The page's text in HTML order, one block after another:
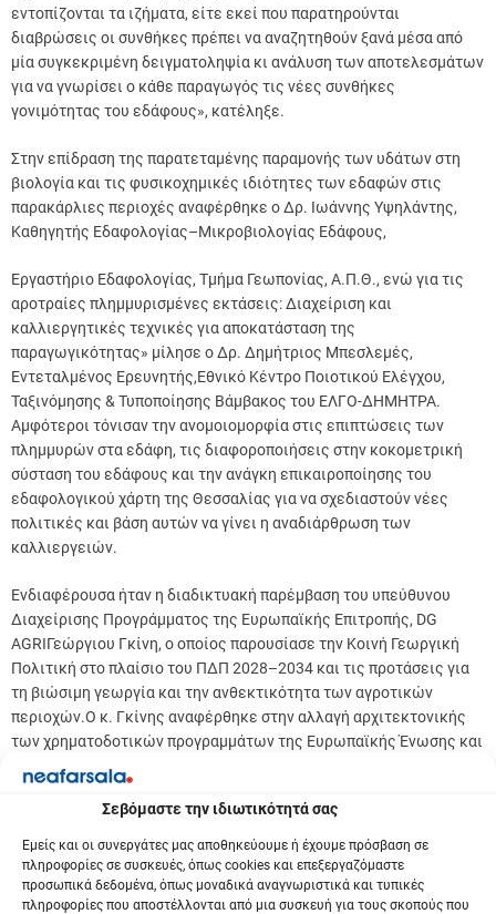
Σεβόμαστε την ιδιωτικότητά σας
Εμείς και οι συνεργάτες μας αποθηκεύουμε ή έχουμε πρόσβαση σε
πληροφορίες σε συσκευές, όπως cookies και επεξεργαζόμαστε
προσωπικά δεδομένα, όπως μοναδικά αναγνωριστικά και τυπικές
πληροφορίες που αποστέλλονται από μια συσκευή για τους σκοπούς που
εντοπίζονται τα ιζήματα, είτε εκεί που παρατηρούνται
διαβρώσεις οι συνθήκες πρέπει να αναζητηθούν ξανά μέσα από
μία συγκεκριμένη δειγματοληψία κι ανάλυση των αποτελεσμάτων
για να γνωρίσει ο κάθε παραγωγός τις νέες συνθήκες
γονιμότητας του εδάφους», κατέληξε.
Στην επίδραση της παρατεταμένης παραμονής των υδάτων στη
βιολογία και τις φυσικοχημικές ιδιότητες των εδαφών στις
παρακάρλιες περιοχές αναφέρθηκε ο Δρ. Ιωάννης Υψηλάντης,
Καθηγητής Εδαφολογίας–Μικροβιολογίας Εδάφους,
Εργαστήριο Εδαφολογίας, Τμήμα Γεωπονίας, Α.Π.Θ., ενώ για τις
αροτραίες πλημμυρισμένες εκτάσεις: Διαχείριση και
καλλιεργητικές τεχνικές για αποκατάσταση της
παραγωγικότητας» μίλησε ο Δρ. Δημήτριος Μπεσλεμές,
Εντεταλμένος Ερευνητής,Εθνικό Κέντρο Ποιοτικού Ελέγχου,
Ταξινόμησης & Τυποποίησης Βάμβακος του ΕΛΓΟ-ΔΗΜΗΤΡΑ.
Αμφότεροι τόνισαν την ανομοιομορφία στις επιπτώσεις των
πλημμυρών στα εδάφη, τις διαφοροποιήσεις στην κοκομετρική
σύσταση του εδάφους και την ανάγκη επικαιροποίησης του
εδαφολογικού χάρτη της Θεσσαλίας για να σχεδιαστούν νέες
πολιτικές και βάση αυτών να γίνει η αναδιάρθρωση των
καλλιεργειών.
Ενδιαφέρουσα ήταν η διαδικτυακή παρέμβαση του υπεύθυνου
Διαχείρισης Προγράμματος της Ευρωπαϊκής Επιτροπής, DG
AGRIΓεώργιου Γκίνη, ο οποίος παρουσίασε την Κοινή Γεωργική
Πολιτική στο πλαίσιο του ΠΔΠ 2028–2034 και τις προτάσεις για
τη βιώσιμη γεωργία και την ανθεκτικότητα των αγροτικών
περιοχών.Ο κ. Γκίνης αναφέρθηκε στην αλλαγή αρχιτεκτονικής
των χρηματοδοτικών προγραμμάτων της Ευρωπαϊκής Ένωσης και
στα μη οριοθετημένα προγράμματα, τα οποία θα δίνουν την
πόρους, ενισχύοντας μία συγκεκριμένη αγροτική πολιτική. Τόνισε
επίσης τη βούληση των Βρυξελλών να έχουν λόγο οι Περιφέρειες
στον τρόπο διαχείρισης και κατανομής των κοινοτικών
κονδυλίων.